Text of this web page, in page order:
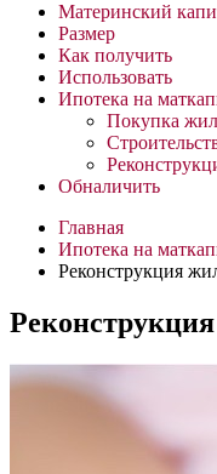
Материнский
Размер
Как получить
Использовать
Ипотека на
Покупка
Обналичить
Главная
Ипотека на
Реконструкция